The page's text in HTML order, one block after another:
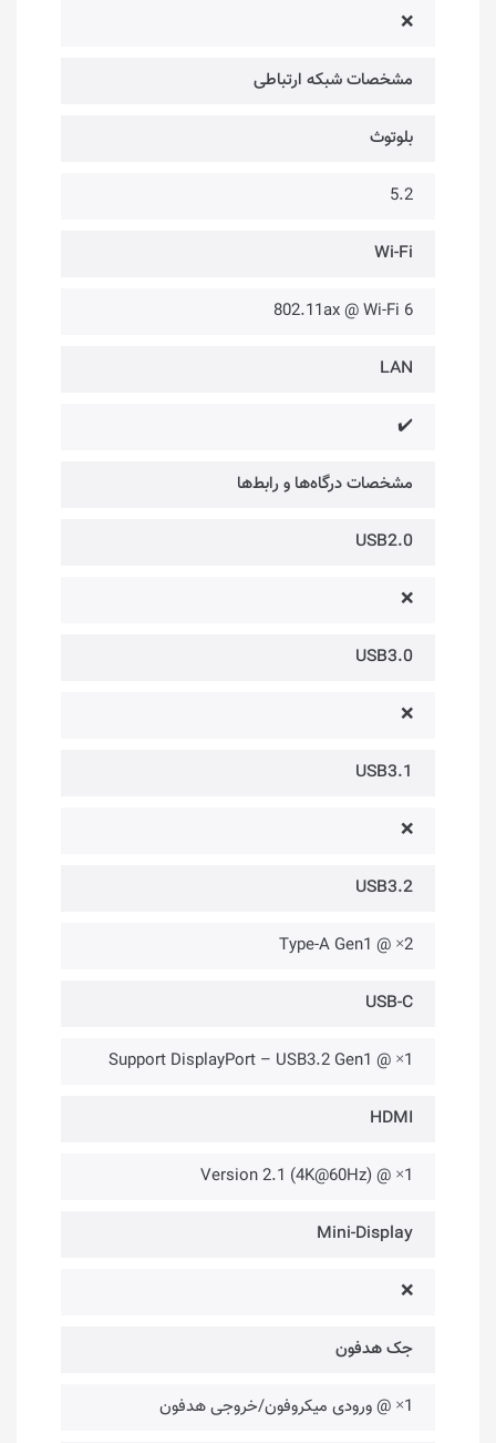
❌
مشخصات شبکه ارتباطی
بلوتوث
5.2
Wi-Fi
802.11ax @ Wi-Fi 6
LAN
✔️
مشخصات درگاه‌ها و رابط‌ها
USB2.0
❌
USB3.0
❌
USB3.1
❌
USB3.2
2× @ Type-A Gen1
USB-C
1× @ Support DisplayPort – USB3.2 Gen1
HDMI
1× @ Version 2.1 (4K@60Hz)
Mini-Display
❌
جک هدفون
1× @ ورودی میکروفون/خروجی هدفون